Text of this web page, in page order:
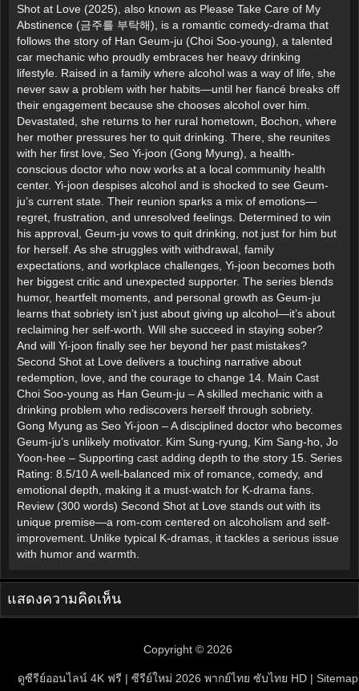
Shot at Love (2025), also known as Please Take Care of My
Abstinence (금주를 부탁해), is a romantic comedy-drama that
follows the story of Han Geum-ju (Choi Soo-young), a talented
car mechanic who proudly embraces her heavy drinking
lifestyle. Raised in a family where alcohol was a way of life, she
never saw a problem with her habits—until her fiancé breaks off
their engagement because she chooses alcohol over him.
Devastated, she returns to her rural hometown, Bochon, where
her mother pressures her to quit drinking. There, she reunites
with her first love, Seo Yi-joon (Gong Myung), a health-
conscious doctor who now works at a local community health
center. Yi-joon despises alcohol and is shocked to see Geum-
ju’s current state. Their reunion sparks a mix of emotions—
regret, frustration, and unresolved feelings. Determined to win
his approval, Geum-ju vows to quit drinking, not just for him but
for herself. As she struggles with withdrawal, family
expectations, and workplace challenges, Yi-joon becomes both
her biggest critic and unexpected supporter. The series blends
humor, heartfelt moments, and personal growth as Geum-ju
learns that sobriety isn’t just about giving up alcohol—it’s about
reclaiming her self-worth. Will she succeed in staying sober?
And will Yi-joon finally see her beyond her past mistakes?
Second Shot at Love delivers a touching narrative about
redemption, love, and the courage to change 14. Main Cast
Choi Soo-young as Han Geum-ju – A skilled mechanic with a
drinking problem who rediscovers herself through sobriety.
Gong Myung as Seo Yi-joon – A disciplined doctor who becomes
Geum-ju’s unlikely motivator. Kim Sung-ryung, Kim Sang-ho, Jo
Yoon-hee – Supporting cast adding depth to the story 15. Series
Rating: 8.5/10 A well-balanced mix of romance, comedy, and
emotional depth, making it a must-watch for K-drama fans.
Review (300 words) Second Shot at Love stands out with its
unique premise—a rom-com centered on alcoholism and self-
improvement. Unlike typical K-dramas, it tackles a serious issue
with humor and warmth.
แสดงความคิดเห็น
Copyright © 2026
ดูซีรีย์ออนไลน์ 4K ฟรี | ซีรีย์ใหม่ 2026 พากย์ไทย ซับไทย HD | Sitemap